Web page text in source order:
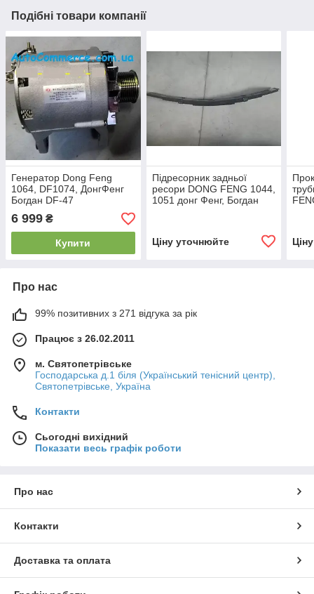
Подібні товари компанії
Генератор Dong Feng
1064, DF1074, ДонгФенг
Богдан DF-47
6 999 ₴
Купити
Підресорник задньої
ресори DONG FENG 1044,
1051 донг Фенг, Богдан
Ціну уточнюйте
Про нас
99% позитивних з 271 відгука за рік
Працює з 26.02.2011
м. Святопетрівське
Господарська д.1 біля (Український тенісний центр),
Святопетрівське, Україна
Контакти
Сьогодні вихідний
Показати весь графік роботи
Про нас
Контакти
Доставка та оплата